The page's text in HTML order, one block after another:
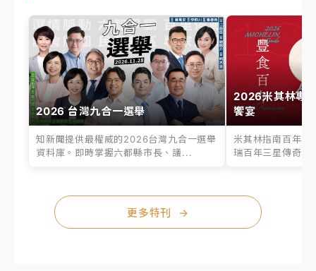
2026 台灣九合一選舉
知新聞提供最權威的2026台灣九合一選舉
資料庫。即時掌握六都縣市長、議...
2026米其林專
饗宴
米其林指南百年之
瑞百年三星傳奇、
更多特刊 →